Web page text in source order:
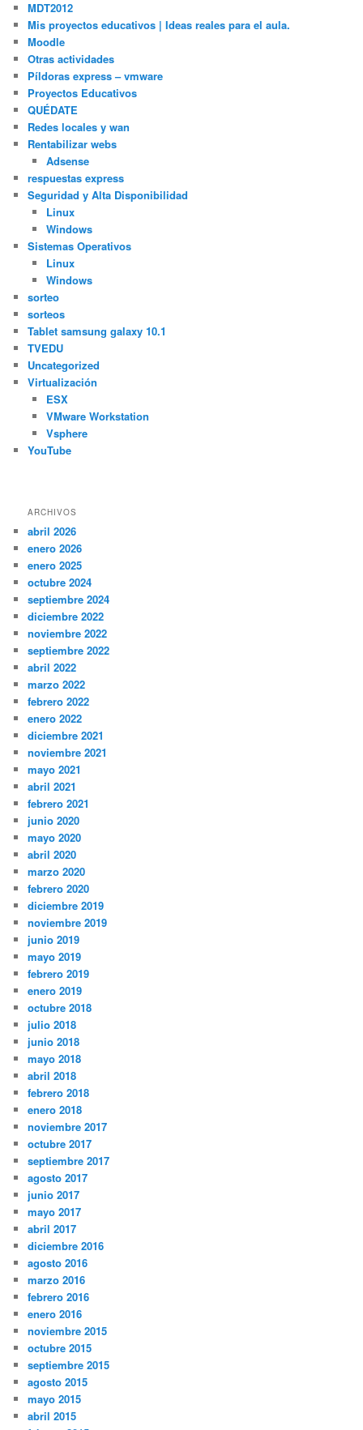
MDT2012
Mis proyectos educativos | Ideas reales para el aula.
Moodle
Otras actividades
Píldoras express – vmware
Proyectos Educativos
QUÉDATE
Redes locales y wan
Rentabilizar webs
Adsense
respuestas express
Seguridad y Alta Disponibilidad
Linux
Windows
Sistemas Operativos
Linux
Windows
sorteo
sorteos
Tablet samsung galaxy 10.1
TVEDU
Uncategorized
Virtualización
ESX
VMware Workstation
Vsphere
YouTube
ARCHIVOS
abril 2026
enero 2026
enero 2025
octubre 2024
septiembre 2024
diciembre 2022
noviembre 2022
septiembre 2022
abril 2022
marzo 2022
febrero 2022
enero 2022
diciembre 2021
noviembre 2021
mayo 2021
abril 2021
febrero 2021
junio 2020
mayo 2020
abril 2020
marzo 2020
febrero 2020
diciembre 2019
noviembre 2019
junio 2019
mayo 2019
febrero 2019
enero 2019
octubre 2018
julio 2018
junio 2018
mayo 2018
abril 2018
febrero 2018
enero 2018
noviembre 2017
octubre 2017
septiembre 2017
agosto 2017
junio 2017
mayo 2017
abril 2017
diciembre 2016
agosto 2016
marzo 2016
febrero 2016
enero 2016
noviembre 2015
octubre 2015
septiembre 2015
agosto 2015
mayo 2015
abril 2015